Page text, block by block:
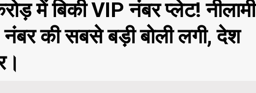
में बिकी VIP नंबर प्लेट! नीलामी
की सबसे बड़ी बोली लगी, देश